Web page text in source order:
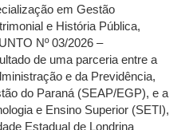
em Gestão
e História Pública,
Nº 03/2026 –
de uma parceria entre a
e da Previdência,
do Paraná (SEAP/EGP), e a
e Ensino Superior (SETI),
Estadual de Londrina